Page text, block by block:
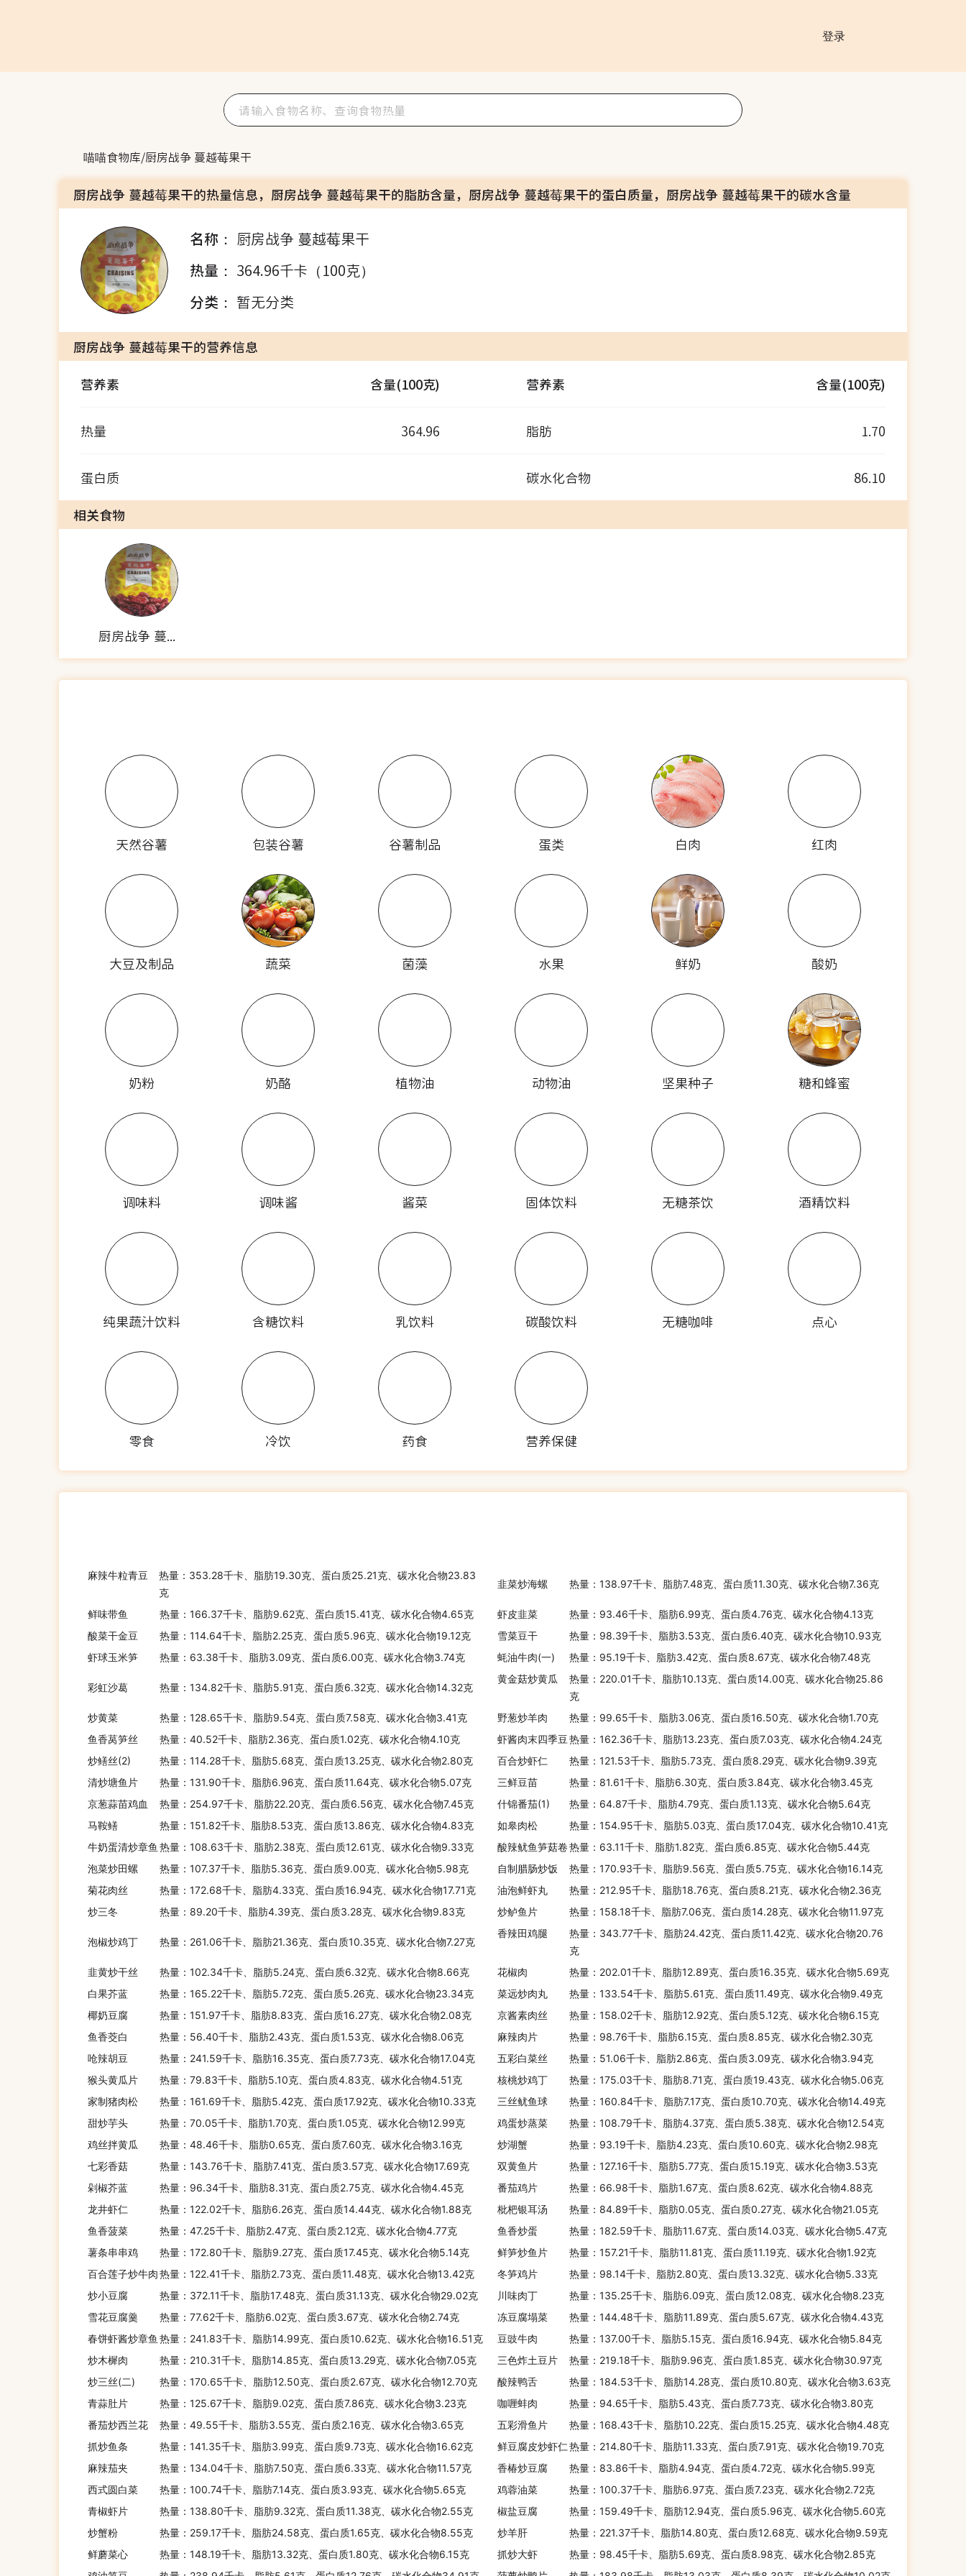
登录
喵喵食物库/厨房战争 蔓越莓果干
厨房战争 蔓越莓果干的热量信息，厨房战争 蔓越莓果干的脂肪含量，厨房战争 蔓越莓果干的蛋白质量，厨房战争 蔓越莓果干的碳水含量
名称： 厨房战争 蔓越莓果干
热量： 364.96千卡（100克）
分类： 暂无分类
厨房战争 蔓越莓果干的营养信息
营养素
含量(100克) 营养素 含量(100克)
热量 364.96 脂肪 1.70
蛋白质 碳水化合物
86.10
相关食物
厨房战争 蔓越莓果干
天然谷薯 包装谷薯 谷薯制品 蛋类 白肉 红肉
大豆及制品 蔬菜 菌藻 水果 鲜奶 酸奶
奶粉 奶酪 植物油 动物油 坚果种子 糖和蜂蜜
调味料 调味酱 酱菜 固体饮料 无糖茶饮 酒精饮料
纯果蔬汁饮料 含糖饮料 乳饮料 碳酸饮料 无糖咖啡 点心
零食 冷饮 药食 营养保健
麻辣牛粒青豆
热量：353.28千卡、脂肪19.30克、蛋白质25.21克、碳水化合物23.83
克
韭菜炒海螺 热量：138.97千卡、脂肪7.48克、蛋白质11.30克、碳水化合物7.36克
鲜味带鱼 热量：166.37千卡、脂肪9.62克、蛋白质15.41克、碳水化合物4.65克 虾皮韭菜
热量：93.46千卡、脂肪6.99克、蛋白质4.76克、碳水化合物4.13克
酸菜干金豆
热量：114.64千卡、脂肪2.25克、蛋白质5.96克、碳水化合物19.12克 雪菜豆干
热量：98.39千卡、脂肪3.53克、蛋白质6.40克、碳水化合物10.93克
虾球玉米笋
热量：63.38千卡、脂肪3.09克、蛋白质6.00克、碳水化合物3.74克 蚝油牛肉(一) 热量：95.19千卡、脂肪3.42克、蛋白质8.67克、碳水化合物7.48克
彩虹沙葛 热量：134.82千卡、脂肪5.91克、蛋白质6.32克、碳水化合物14.32克
黄金菇炒黄瓜
热量：220.01千卡、脂肪10.13克、蛋白质14.00克、碳水化合物25.86
克
炒黄菜
热量：128.65千卡、脂肪9.54克、蛋白质7.58克、碳水化合物3.41克 野葱炒羊肉
热量：99.65千卡、脂肪3.06克、蛋白质16.50克、碳水化合物1.70克
鱼香莴笋丝
热量：40.52千卡、脂肪2.36克、蛋白质1.02克、碳水化合物4.10克 虾酱肉末四季豆热量：162.36千卡、脂肪13.23克、蛋白质7.03克、碳水化合物4.24克
炒鳝丝(2)
热量：114.28千卡、脂肪5.68克、蛋白质13.25克、碳水化合物2.80克 百合炒虾仁
热量：121.53千卡、脂肪5.73克、蛋白质8.29克、碳水化合物9.39克
清炒塘鱼片
热量：131.90千卡、脂肪6.96克、蛋白质11.64克、碳水化合物5.07克 三鲜豆苗
热量：81.61千卡、脂肪6.30克、蛋白质3.84克、碳水化合物3.45克
京葱蒜苗鸡血
热量：254.97千卡、脂肪22.20克、蛋白质6.56克、碳水化合物7.45克 什锦番茄(1)
热量：64.87千卡、脂肪4.79克、蛋白质1.13克、碳水化合物5.64克
马鞍鳝
热量：151.82千卡、脂肪8.53克、蛋白质13.86克、碳水化合物4.83克 如皋肉松
热量：154.95千卡、脂肪5.03克、蛋白质17.04克、碳水化合物10.41克
牛奶蛋清炒章鱼 热量：108.63千卡、脂肪2.38克、蛋白质12.61克、碳水化合物9.33克 酸辣鱿鱼笋菇卷热量：63.11千卡、脂肪1.82克、蛋白质6.85克、碳水化合物5.44克
泡菜炒田螺
热量：107.37千卡、脂肪5.36克、蛋白质9.00克、碳水化合物5.98克 自制腊肠炒饭
热量：170.93千卡、脂肪9.56克、蛋白质5.75克、碳水化合物16.14克
菊花肉丝
热量：172.68千卡、脂肪4.33克、蛋白质16.94克、碳水化合物17.71克 油泡鲜虾丸
热量：212.95千卡、脂肪18.76克、蛋白质8.21克、碳水化合物2.36克
炒三冬
热量：89.20千卡、脂肪4.39克、蛋白质3.28克、碳水化合物9.83克 炒鲈鱼片 热量：158.18千卡、脂肪7.06克、蛋白质14.28克、碳水化合物11.97克
泡椒炒鸡丁 热量：261.06千卡、脂肪21.36克、蛋白质10.35克、碳水化合物7.27克
香辣田鸡腿
热量：343.77千卡、脂肪24.42克、蛋白质11.42克、碳水化合物20.76
克
韭黄炒干丝
热量：102.34千卡、脂肪5.24克、蛋白质6.32克、碳水化合物8.66克 花椒肉
热量：202.01千卡、脂肪12.89克、蛋白质16.35克、碳水化合物5.69克
白果芥蓝
热量：165.22千卡、脂肪5.72克、蛋白质5.26克、碳水化合物23.34克 菜远炒肉丸
热量：133.54千卡、脂肪5.61克、蛋白质11.49克、碳水化合物9.49克
椰奶豆腐
热量：151.97千卡、脂肪8.83克、蛋白质16.27克、碳水化合物2.08克 京酱素肉丝
热量：158.02千卡、脂肪12.92克、蛋白质5.12克、碳水化合物6.15克
鱼香茭白
热量：56.40千卡、脂肪2.43克、蛋白质1.53克、碳水化合物8.06克 麻辣肉片
热量：98.76千卡、脂肪6.15克、蛋白质8.85克、碳水化合物2.30克
呛辣胡豆
热量：241.59千卡、脂肪16.35克、蛋白质7.73克、碳水化合物17.04克 五彩白菜丝
热量：51.06千卡、脂肪2.86克、蛋白质3.09克、碳水化合物3.94克
猴头黄瓜片
热量：79.83千卡、脂肪5.10克、蛋白质4.83克、碳水化合物4.51克 核桃炒鸡丁
热量：175.03千卡、脂肪8.71克、蛋白质19.43克、碳水化合物5.06克
家制猪肉松
热量：161.69千卡、脂肪5.42克、蛋白质17.92克、碳水化合物10.33克 三丝鱿鱼球
热量：160.84千卡、脂肪7.17克、蛋白质10.70克、碳水化合物14.49克
甜炒芋头
热量：70.05千卡、脂肪1.70克、蛋白质1.05克、碳水化合物12.99克 鸡蛋炒蒸菜
热量：108.79千卡、脂肪4.37克、蛋白质5.38克、碳水化合物12.54克
鸡丝拌黄瓜
热量：48.46千卡、脂肪0.65克、蛋白质7.60克、碳水化合物3.16克 炒湖蟹
热量：93.19千卡、脂肪4.23克、蛋白质10.60克、碳水化合物2.98克
七彩香菇
热量：143.76千卡、脂肪7.41克、蛋白质3.57克、碳水化合物17.69克 双黄鱼片
热量：127.16千卡、脂肪5.77克、蛋白质15.19克、碳水化合物3.53克
剁椒芥蓝
热量：96.34千卡、脂肪8.31克、蛋白质2.75克、碳水化合物4.45克 番茄鸡片
热量：66.98千卡、脂肪1.67克、蛋白质8.62克、碳水化合物4.88克
龙井虾仁
热量：122.02千卡、脂肪6.26克、蛋白质14.44克、碳水化合物1.88克 枇杷银耳汤
热量：84.89千卡、脂肪0.05克、蛋白质0.27克、碳水化合物21.05克
鱼香菠菜
热量：47.25千卡、脂肪2.47克、蛋白质2.12克、碳水化合物4.77克 鱼香炒蛋
热量：182.59千卡、脂肪11.67克、蛋白质14.03克、碳水化合物5.47克
薯条串串鸡
热量：172.80千卡、脂肪9.27克、蛋白质17.45克、碳水化合物5.14克 鲜笋炒鱼片
热量：157.21千卡、脂肪11.81克、蛋白质11.19克、碳水化合物1.92克
百合莲子炒牛肉热量：122.41千卡、脂肪2.73克、蛋白质11.48克、碳水化合物13.42克 冬笋鸡片
热量：98.14千卡、脂肪2.80克、蛋白质13.32克、碳水化合物5.33克
炒小豆腐
热量：372.11千卡、脂肪17.48克、蛋白质31.13克、碳水化合物29.02克 川味肉丁
热量：135.25千卡、脂肪6.09克、蛋白质12.08克、碳水化合物8.23克
雪花豆腐羹
热量：77.62千卡、脂肪6.02克、蛋白质3.67克、碳水化合物2.74克 冻豆腐塌菜
热量：144.48千卡、脂肪11.89克、蛋白质5.67克、碳水化合物4.43克
春饼虾酱炒章鱼 热量：241.83千卡、脂肪14.99克、蛋白质10.62克、碳水化合物16.51克 豆豉牛肉
热量：137.00千卡、脂肪5.15克、蛋白质16.94克、碳水化合物5.84克
炒木樨肉
热量：210.31千卡、脂肪14.85克、蛋白质13.29克、碳水化合物7.05克 三色炸土豆片
热量：219.18千卡、脂肪9.96克、蛋白质1.85克、碳水化合物30.97克
炒三丝(二)
热量：170.65千卡、脂肪12.50克、蛋白质2.67克、碳水化合物12.70克 酸辣鸭舌
热量：184.53千卡、脂肪14.28克、蛋白质10.80克、碳水化合物3.63克
青蒜肚片
热量：125.67千卡、脂肪9.02克、蛋白质7.86克、碳水化合物3.23克 咖喱蚌肉
热量：94.65千卡、脂肪5.43克、蛋白质7.73克、碳水化合物3.80克
番茄炒西兰花
热量：49.55千卡、脂肪3.55克、蛋白质2.16克、碳水化合物3.65克 五彩滑鱼片
热量：168.43千卡、脂肪10.22克、蛋白质15.25克、碳水化合物4.48克
抓炒鱼条
热量：141.35千卡、脂肪3.99克、蛋白质9.73克、碳水化合物16.62克 鲜豆腐皮炒虾仁热量：214.80千卡、脂肪11.33克、蛋白质7.91克、碳水化合物19.70克
麻辣茄夹
热量：134.04千卡、脂肪7.50克、蛋白质6.33克、碳水化合物11.57克 香椿炒豆腐
热量：83.86千卡、脂肪4.94克、蛋白质4.72克、碳水化合物5.99克
西式圆白菜
热量：100.74千卡、脂肪7.14克、蛋白质3.93克、碳水化合物5.65克 鸡蓉油菜
热量：100.37千卡、脂肪6.97克、蛋白质7.23克、碳水化合物2.72克
青椒虾片
热量：138.80千卡、脂肪9.32克、蛋白质11.38克、碳水化合物2.55克 椒盐豆腐
热量：159.49千卡、脂肪12.94克、蛋白质5.96克、碳水化合物5.60克
炒蟹粉
热量：259.17千卡、脂肪24.58克、蛋白质1.65克、碳水化合物8.55克 炒羊肝
热量：221.37千卡、脂肪14.80克、蛋白质12.68克、碳水化合物9.59克
鲜蘑菜心
热量：148.19千卡、脂肪13.32克、蛋白质1.80克、碳水化合物6.15克 抓炒大虾
热量：98.45千卡、脂肪5.69克、蛋白质8.98克、碳水化合物2.85克